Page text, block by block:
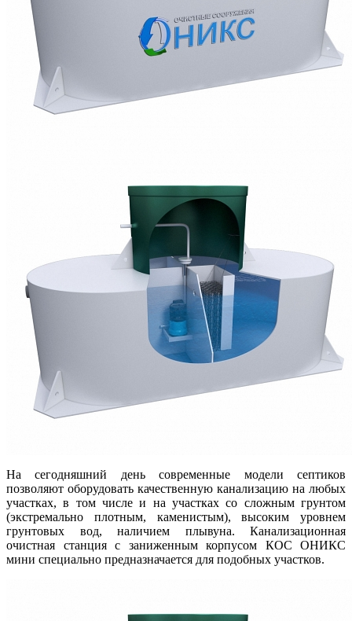
На сегодняшний день современные модели септиков
позволяют оборудовать качественную канализацию на любых
участках, в том числе и на участках со сложным грунтом
(экстремально плотным, каменистым), высоким уровнем
грунтовых вод, наличием плывуна. Канализационная
очистная станция с заниженным корпусом КОС ОНИКС
мини специально предназначается для подобных участков.